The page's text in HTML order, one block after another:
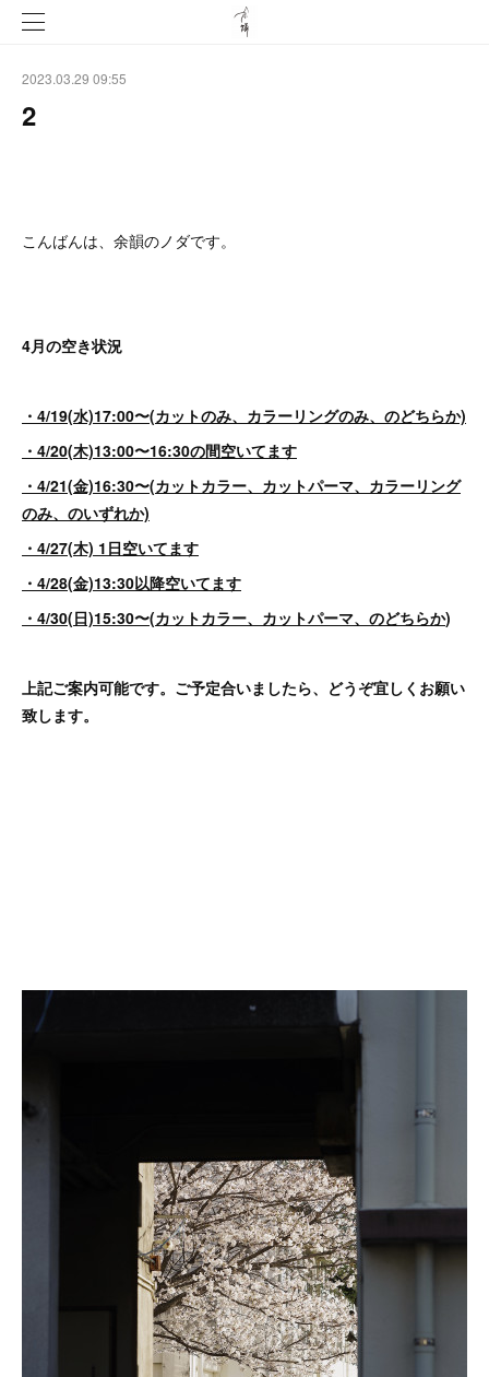
2023.03.29 09:55
2
こんばんは、余韻のノダです。
4月の空き状況
・4/19(水)17:00〜(カットのみ、カラーリングのみ、のどちらか)
・4/20(木)13:00〜16:30の間空いてます
・4/21(金)16:30〜(カットカラー、カットパーマ、カラーリング
のみ、のいずれか)
・4/27(木) 1日空いてます
・4/28(金)13:30以降空いてます
・4/30(日)15:30〜(カットカラー、カットパーマ、のどちらか)
上記ご案内可能です。ご予定合いましたら、どうぞ宜しくお願い
致します。